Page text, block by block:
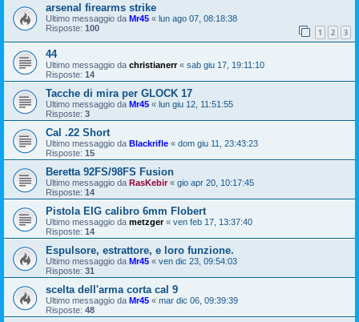
arsenal firearms strike
Ultimo messaggio da Mr45 « lun ago 07, 08:18:38
Risposte: 100 1 2 3
44
Ultimo messaggio da christianerr« sab giu 17, 19:11:10
Risposte: 14
Tacche di mira per GLOCK 17
Ultimo messaggio da Mr45 « lun giu 12, 11:51:55
Risposte: 3
Cal .22 Short
Ultimo messaggio da Blackrifle « dom giu 11, 23:43:23
Risposte: 15
Beretta 92FS/98FS Fusion
Ultimo messaggio da RasKebir« gio apr 20, 10:17:45
Risposte: 14
Pistola EIG calibro 6mm Flobert
Ultimo messaggio da metzger« ven feb 17, 13:37:40
Risposte: 14
Espulsore, estrattore, e loro funzione.
Ultimo messaggio da Mr45 « ven dic 23, 09:54:03
Risposte: 31
scelta dell'arma corta cal 9
Ultimo messaggio da Mr45 « mar dic 06, 09:39:39
Risposte: 48